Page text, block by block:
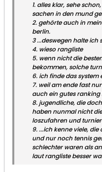
1. alles klar, sehe
sachen in den mund
2. gehörte auch in
berlin.
3 ...deswegen halte
4. wieso rangliste
5. wenn nicht die
bekommen, solche
6. ich finde das system
7. weil am ende fast
auch ein gutes ranking
8. jugendliche, die
haben nunmal nicht
loszufahren und
9. ...ich kenne viele,
und nur noch tennis
schlechter waren als
laut rangliste besser